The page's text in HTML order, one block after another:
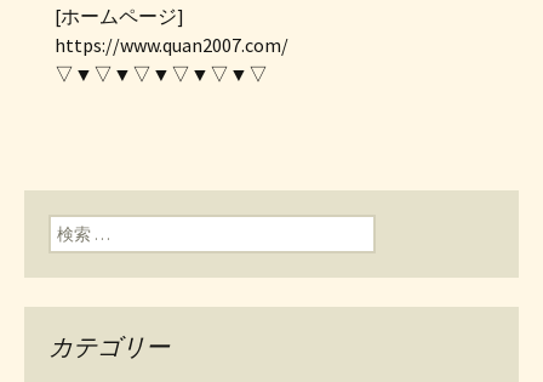
[ホームページ]
https://www.quan2007.com/
▽▼▽▼▽▼▽▼▽▼▽
検索:
カテゴリー